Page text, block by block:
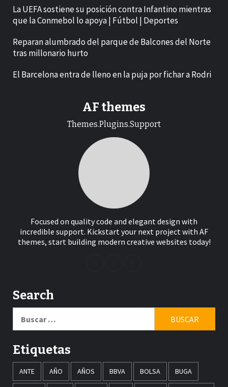
La UEFA sostiene su posición contra Infantino mientras
que la Conmebol lo apoya | Fútbol | Deportes
Reparan alumbrado del parque de Balcones del Norte
tras millonario hurto
El Barcelona entra de lleno en la puja por fichar a Rodri
AF themes
Themes.Plugins.Support
Focused on quality code and elegant design with
incredible support. Kickstart your next project with AF
themes, start building modern creative websites today!
Search
Etiquetas
ANTE AÑO AÑOS BBVA BOLSA BUGA